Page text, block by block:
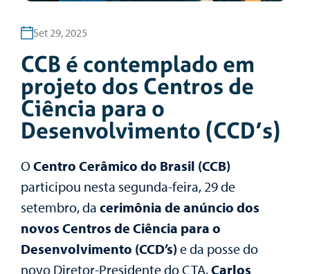
Set 29, 2025
CCB é contemplado em
projeto dos Centros de
Ciência para o
Desenvolvimento (CCD’s)
O Centro Cerâmico do Brasil (CCB)
participou nesta segunda-feira, 29 de
setembro, da cerimônia de anúncio dos
novos Centros de Ciência para o
Desenvolvimento (CCD’s) e da posse do
novo Diretor-Presidente do CTA,Carlos